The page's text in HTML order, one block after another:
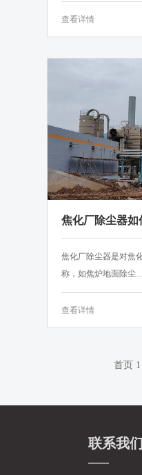
查看详情
焦化厂除尘器
点是什么？
焦化厂除尘器是对焦
称，如焦炉地面除尘...
查看详情
首页 1
联系我